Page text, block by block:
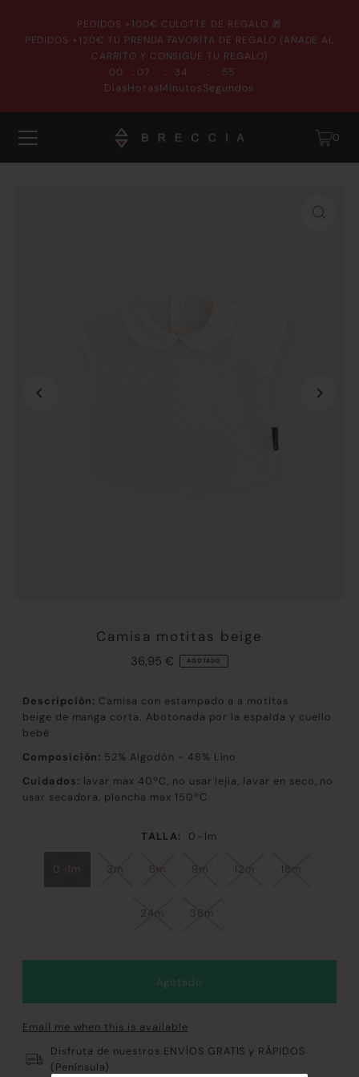
PEDIDOS +100€ CULOTTE DE REGALO 🎁
PEDIDOS +120€ TU PRENDA FAVORITA DE REGALO (AÑADE AL
CARRITO Y CONSIGUE TU REGALO)
00
Días
: 07
Horas
: 34
Minutos
: 55
Segundos
0
Camisa motitas beige
36,95 € AGOTADO
Descripción: Camisa con estampado a a motitas
beige de manga corta. Abotonada por la espalda y cuello
bebé
Composición: 52% Algodón - 48% Lino
Cuidados: lavar max 40ºC, no usar lejía, lavar en seco, no
usar secadora, plancha max 150ºC
TALLA: 0-1m
0-1m 3m 6m 9m 12m 18m
24m 36m
Email me when this is available
Disfruta de nuestros ENVÍOS GRATIS y RÁPIDOS
(Península)